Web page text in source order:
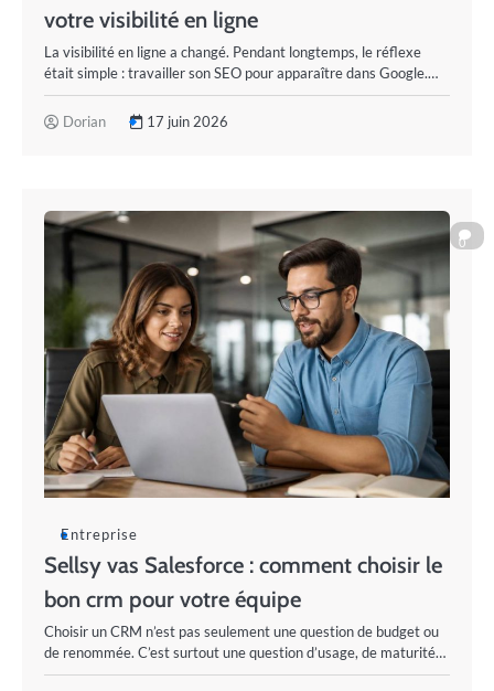
votre visibilité en ligne
La visibilité en ligne a changé. Pendant longtemps, le réflexe
était simple : travailler son SEO pour apparaître dans Google.…
Dorian 17 juin 2026
0
Entreprise
Sellsy vas Salesforce : comment choisir le
bon crm pour votre équipe
Choisir un CRM n’est pas seulement une question de budget ou
de renommée. C’est surtout une question d’usage, de maturité…